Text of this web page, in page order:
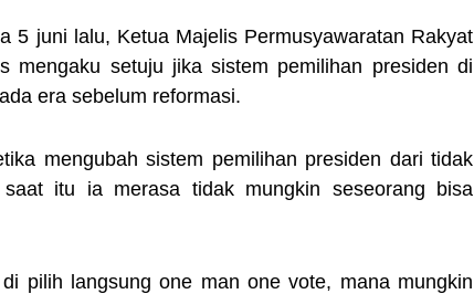
5 juni lalu, Ketua Majelis Permusyawaratan Rakyat
mengaku setuju jika sistem pemilihan presiden di
era sebelum reformasi.
mengubah sistem pemilihan presiden dari tidak
itu ia merasa tidak mungkin seseorang bisa
pilih langsung one man one vote, mana mungkin